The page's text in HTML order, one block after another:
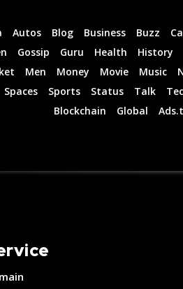
Autos Blog Business Buzz
Gossip Guru Health History
Men Money Movie Music
Spaces Sports Status Talk
Blockchain
Global